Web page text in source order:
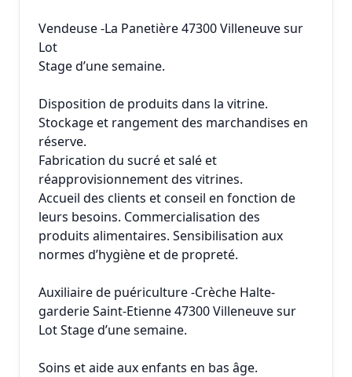
Vendeuse -La Panetière 47300 Villeneuve sur
Lot
Stage d’une semaine.
Disposition de produits dans la vitrine.
Stockage et rangement des marchandises en
réserve.
Fabrication du sucré et salé et
réapprovisionnement des vitrines.
Accueil des clients et conseil en fonction de
leurs besoins. Commercialisation des
produits alimentaires. Sensibilisation aux
normes d’hygiène et de propreté.
Auxiliaire de puériculture -Crèche Halte-
garderie Saint-Etienne 47300 Villeneuve sur
Lot Stage d’une semaine.
Soins et aide aux enfants en bas âge.